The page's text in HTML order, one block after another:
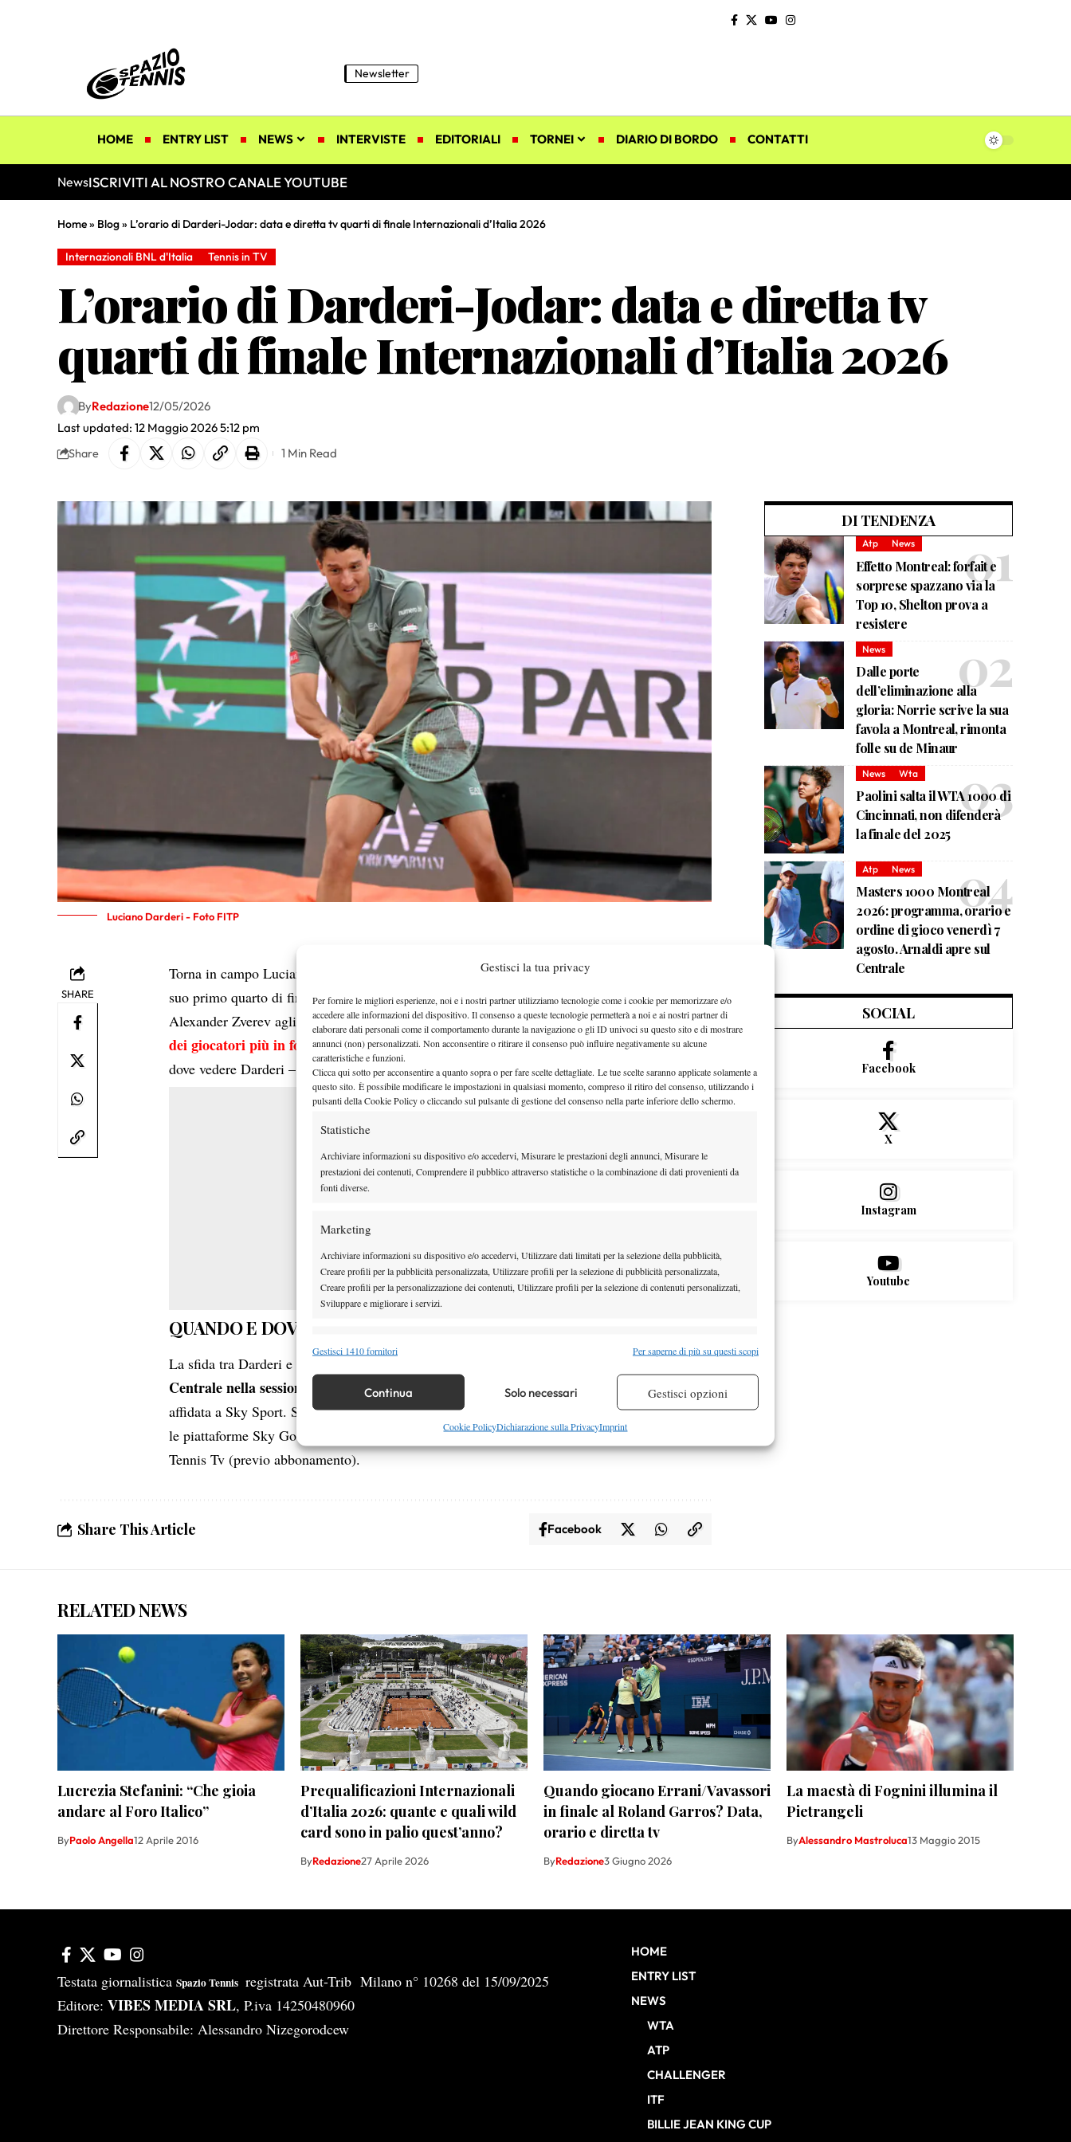
Gestisci la tua privacy
Per fornire le migliori esperienze, noi e i nostri partner utilizziamo tecnologie come i cookie per memorizzare e/o
accedere alle informazioni del dispositivo. Il consenso a queste tecnologie permetterà a noi e ai nostri partner di
elaborare dati personali come il comportamento durante la navigazione o gli ID univoci su questo sito e di mostrare
annunci (non) personalizzati. Non acconsentire o ritirare il consenso può influire negativamente su alcune
caratteristiche e funzioni.
Clicca qui sotto per acconsentire a quanto sopra o per fare scelte dettagliate. Le tue scelte saranno applicate solamente a
questo sito. È possibile modificare le impostazioni in qualsiasi momento, compreso il ritiro del consenso, utilizzando i
pulsanti della Cookie Policy o cliccando sul pulsante di gestione del consenso nella parte inferiore dello schermo.
Statistiche
Archiviare informazioni su dispositivo e/o accedervi, Misurare le prestazioni degli annunci, Misurare le
prestazioni dei contenuti, Comprendere il pubblico attraverso statistiche o la combinazione di dati provenienti da
fonti diverse.
Marketing
Archiviare informazioni su dispositivo e/o accedervi, Utilizzare dati limitati per la selezione della pubblicità,
Creare profili per la pubblicità personalizzata, Utilizzare profili per la selezione di pubblicità personalizzata,
Creare profili per la personalizzazione dei contenuti, Utilizzare profili per la selezione di contenuti personalizzati,
Sviluppare e migliorare i servizi.
Funzionalità
Identificare i dispositivi in base alle informazioni trasmesse automaticamente.
Garantire la sicurezza, prevenire e rilevare frodi, correggere errori,
Erogare e presentare pubblicità e contenuto, Salvare e comunicare le
scelte sulla privacy.
Sempre attivo
Gestisci 1410 fornitori Per saperne di più su questi scopi
Continua Solo necessari Gestisci opzioni
Cookie PolicyDichiarazione sulla PrivacyImprint
Newsletter
HOME ENTRY LIST NEWS INTERVISTE EDITORIALI TORNEI DIARIO DI BORDO CONTATTI
NewsISCRIVITI AL NOSTRO CANALE YOUTUBE
Home» Blog» L’orario di Darderi-Jodar: data e diretta tv quarti di finale Internazionali d’Italia 2026
Internazionali BNL d'Italia Tennis in TV
L’orario di Darderi-Jodar: data e diretta tv
quarti di finale Internazionali d’Italia 2026
Last updated: 12 Maggio 2026 5:12 pm
ByRedazione12/05/2026
Share 1 Min Read
Luciano Darderi - Foto FITP
SHARE
Torna in campo Luciano per affrontare RafaelJodarin quello che sarà il
suo primo quarto di finale in carriera in un Masters 1000. Dopo la rimonta su
Alexander Zverev agli ottavi, l’azzurro è chiamato ad un’altra impresa controuno
dei giocatori più in forma del circuito. Tra i due non esistono precedenti, ecco
dove vedere Darderi – Jodar in tv.
QUANDO E DOVE SEGUIRE IL MATCH
La sfida tra Darderi e Jodar andrà in scena
Centrale nella sessione serale, non prima delle 20:30.
La diretta televisiva è
affidata a Sky Sport. Sarà inoltre possibile seguire la sfida anche in streaming tramite
le piattaforme Sky Go (gratis per gli utenti Sky), NOW (previo abbonamento) e
Tennis Tv (previo abbonamento).
Share This Article Facebook
DI TENDENZA
Atp News
Effetto Montreal: forfait e
sorprese spazzano via la
Top 10, Shelton prova a
resistere
News
Dalle porte
dell’eliminazione alla
gloria: Norrie scrive la sua
favola a Montreal, rimonta
folle su de Minaur
News Wta
Paolini salta il WTA 1000 di
Cincinnati, non difenderà
la finale del 2025
Atp News
Masters 1000 Montreal
2026: programma, orario e
ordine di gioco venerdì 7
agosto. Arnaldi apre sul
Centrale
SOCIAL
Facebook
X
Instagram
Youtube
RELATED NEWS
Lucrezia Stefanini: “Che gioia
andare al Foro Italico”
ByPaolo Angella12 Aprile 2016
Prequalificazioni Internazionali
d’Italia 2026: quante e quali wild
card sono in palio quest’anno?
ByRedazione27 Aprile 2026
Quando giocano Errani/Vavassori
in finale al Roland Garros? Data,
orario e diretta tv
ByRedazione3 Giugno 2026
La maestà di Fognini illumina il
Pietrangeli
ByAlessandro Mastroluca13 Maggio 2015
Testata giornalistica Spazio Tennis registrata Aut-Trib Milano n° 10268 del 15/09/2025
Editore: VIBES MEDIA SRL, P.iva 14250480960
Direttore Responsabile: Alessandro Nizegorodcew
HOME
ENTRY LIST
NEWS
WTA
ATP
CHALLENGER
ITF
BILLIE JEAN KING CUP